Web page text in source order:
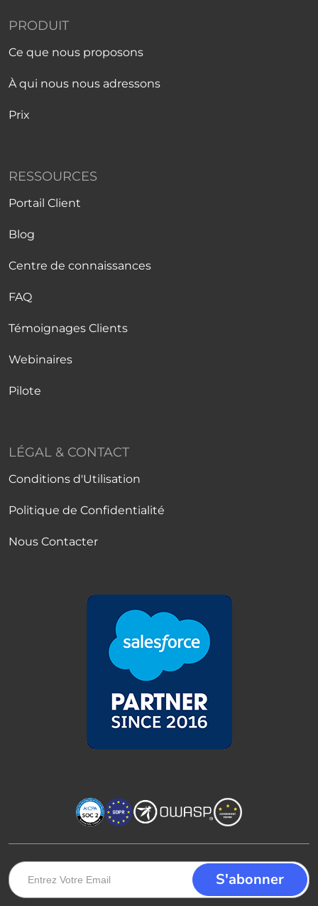
PRODUIT
Ce que nous proposons
À qui nous nous adressons
Prix
RESSOURCES
Portail Client
Blog
Centre de connaissances
FAQ
Témoignages Clients
Webinaires
Pilote
LÉGAL & CONTACT
Conditions d'Utilisation
Politique de Confidentialité
Nous Contacter